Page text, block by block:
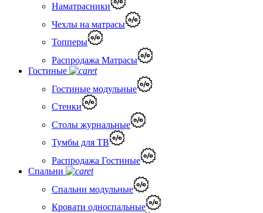
Наматрасники
Чехлы на матрасы
Топперы
Распродажа Матрасы
Гостиные
Гостиные модульные
Стенки
Столы журнальные
Тумбы для ТВ
Распродажа Гостиные
Спальни
Спальни модульные
Кровати односпальные